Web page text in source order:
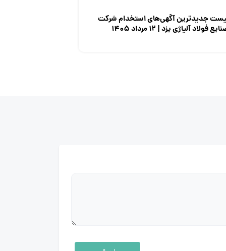
جدیدترین آگهی‌های استخدام شرکت
فولاد آلیاژی یزد | ۱۲ مرداد ۱۴۰۵